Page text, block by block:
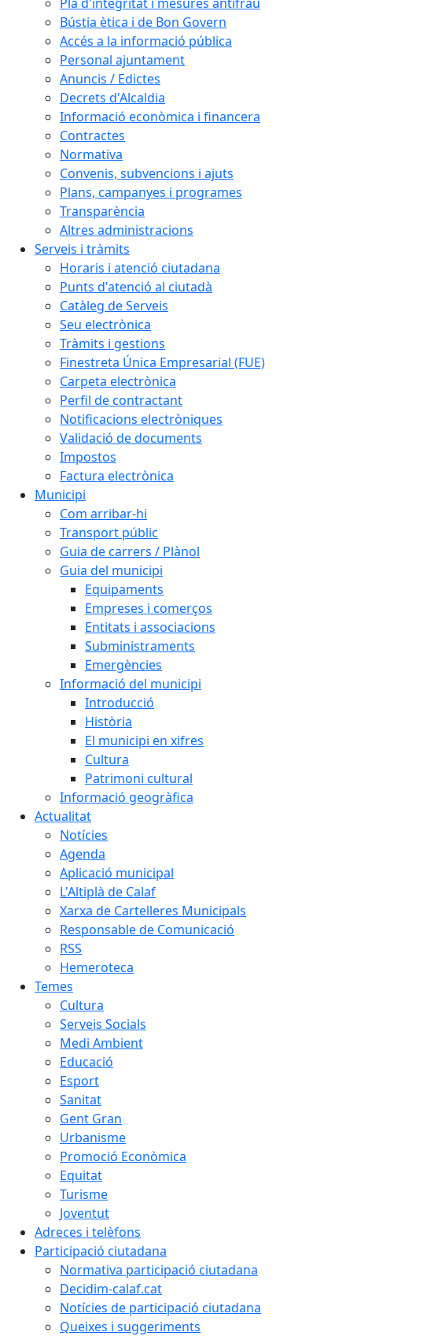
Bústia ètica i de Bon Govern
Accés a la informació pública
Personal ajuntament
Anuncis / Edictes
Decrets d'Alcaldia
Informació econòmica i financera
Contractes
Normativa
Convenis, subvencions i ajuts
Plans, campanyes i programes
Transparència
Altres administracions
Serveis i tràmits
Horaris i atenció ciutadana
Punts d'atenció al ciutadà
Catàleg de Serveis
Seu electrònica
Tràmits i gestions
Finestreta Única Empresarial (FUE)
Carpeta electrònica
Perfil de contractant
Notificacions electròniques
Validació de documents
Impostos
Factura electrònica
Municipi
Com arribar-hi
Transport públic
Guia de carrers / Plànol
Guia del municipi
Equipaments
Empreses i comerços
Entitats i associacions
Subministraments
Emergències
Informació del municipi
Introducció
Història
El municipi en xifres
Cultura
Patrimoni cultural
Informació geogràfica
Actualitat
Notícies
Agenda
Aplicació municipal
L'Altiplà de Calaf
Xarxa de Cartelleres Municipals
Responsable de Comunicació
RSS
Hemeroteca
Temes
Cultura
Serveis Socials
Medi Ambient
Educació
Esport
Sanitat
Gent Gran
Urbanisme
Promoció Econòmica
Equitat
Turisme
Joventut
Adreces i telèfons
Participació ciutadana
Normativa participació ciutadana
Decidim-calaf.cat
Notícies de participació ciutadana
Queixes i suggeriments